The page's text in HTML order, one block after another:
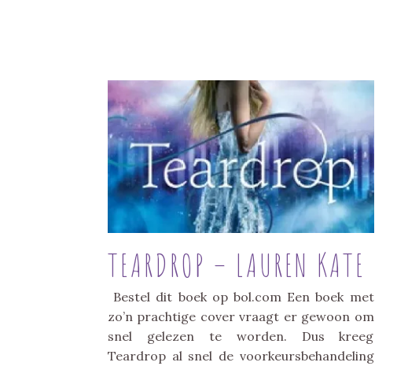
TEARDROP – LAUREN KATE
Bestel dit boek op bol.com Een boek met
zo’n prachtige cover vraagt er gewoon om
snel gelezen te worden. Dus kreeg
Teardrop al snel de voorkeursbehandeling